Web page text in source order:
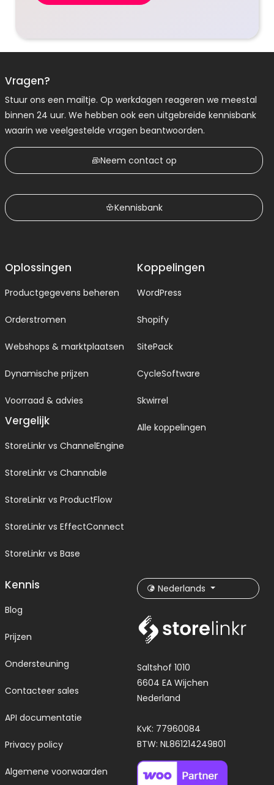
Vragen?
Stuur ons een mailtje. Op werkdagen reageren we meestal
binnen 24 uur. We hebben ook een uitgebreide kennisbank
waarin we veelgestelde vragen beantwoorden.
Neem contact op
Kennisbank
Oplossingen
Productgegevens beheren
Orderstromen
Webshops & marktplaatsen
Dynamische prijzen
Voorraad & advies
Vergelijk
StoreLinkr vs ChannelEngine
StoreLinkr vs Channable
StoreLinkr vs ProductFlow
StoreLinkr vs EffectConnect
StoreLinkr vs Base
Koppelingen
WordPress
Shopify
SitePack
CycleSoftware
Skwirrel
Alle koppelingen
Kennis
Blog
Prijzen
Ondersteuning
Contacteer sales
API documentatie
Privacy policy
Algemene voorwaarden
Nederlands
Saltshof 1010
6604 EA Wijchen
Nederland
KvK: 77960084
BTW: NL861214249B01